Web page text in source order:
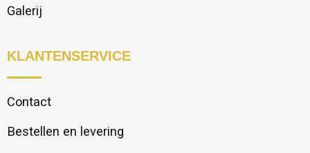
Galerij
KLANTENSERVICE
Contact
Bestellen en levering